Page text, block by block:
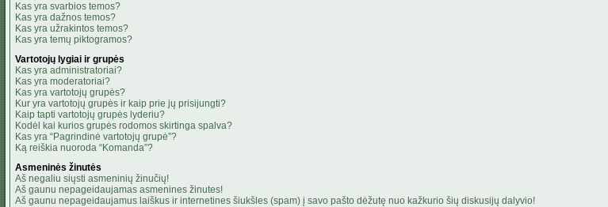
Kas yra svarbios temos?
Kas yra dažnos temos?
Kas yra užrakintos temos?
Kas yra temų piktogramos?
Vartotojų lygiai ir grupės
Kas yra administratoriai?
Kas yra moderatoriai?
Kas yra vartotojų grupės?
Kur yra vartotojų grupės ir kaip prie jų prisijungti?
Kaip tapti vartotojų grupės lyderiu?
Kodėl kai kurios grupės rodomos skirtinga spalva?
Kas yra “Pagrindinė vartotojų grupė”?
Ką reiškia nuoroda “Komanda”?
Asmeninės žinutės
Aš negaliu siųsti asmeninių žinučių!
Aš gaunu nepageidaujamas asmenines žinutes!
Aš gaunu nepageidaujamus laiškus ir internetines šiukšles (spam) į savo pašto dėžutę nuo kažkurio šių diskusijų dalyvio!